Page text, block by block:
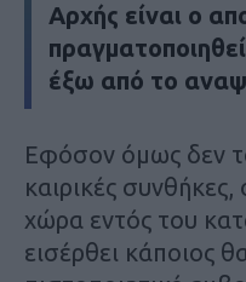
Αρχής είναι ο
έξω από το
Εφόσον όμως δεν
καιρικές
χώρα εντός του
εισέρθει κάποιος